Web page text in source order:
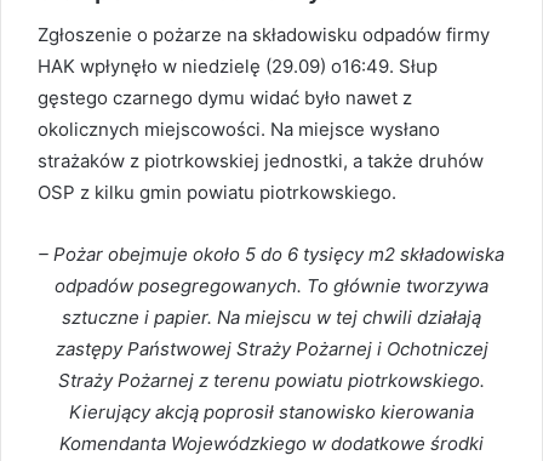
Zgłoszenie o pożarze na składowisku odpadów firmy
HAK wpłynęło w niedzielę (29.09) o16:49. Słup
gęstego czarnego dymu widać było nawet z
okolicznych miejscowości. Na miejsce wysłano
strażaków z piotrkowskiej jednostki, a także druhów
OSP z kilku gmin powiatu piotrkowskiego.
– Pożar obejmuje około 5 do 6 tysięcy m2 składowiska
odpadów posegregowanych. To głównie tworzywa
sztuczne i papier. Na miejscu w tej chwili działają
zastępy Państwowej Straży Pożarnej i Ochotniczej
Straży Pożarnej z terenu powiatu piotrkowskiego.
Kierujący akcją poprosił stanowisko kierowania
Komendanta Wojewódzkiego w dodatkowe środki